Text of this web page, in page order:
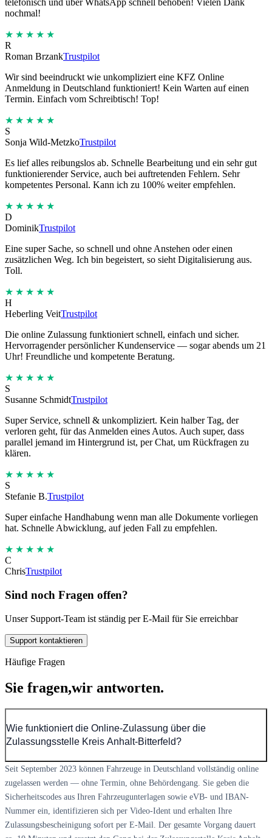
telefonisch und über WhatsApp schnell behoben! Vielen Dank
nochmal!
★★★★★
R
Roman BrzankTrustpilot
Wir sind beeindruckt wie unkompliziert eine KFZ Online
Anmeldung in Deutschland funktioniert! Kein Warten auf einen
Termin. Einfach vom Schreibtisch! Top!
★★★★★
S
Sonja Wild-MetzkoTrustpilot
Es lief alles reibungslos ab. Schnelle Bearbeitung und ein sehr gut
funktionierender Service, auch bei auftretenden Fehlern. Sehr
kompetentes Personal. Kann ich zu 100% weiter empfehlen.
★★★★★
D
DominikTrustpilot
Eine super Sache, so schnell und ohne Anstehen oder einen
zusätzlichen Weg. Ich bin begeistert, so sieht Digitalisierung aus.
Toll.
★★★★★
H
Heberling VeitTrustpilot
Die online Zulassung funktioniert schnell, einfach und sicher.
Hervorragender persönlicher Kundenservice — sogar abends um 21
Uhr! Freundliche und kompetente Beratung.
★★★★★
S
Susanne SchmidtTrustpilot
Super Service, schnell & unkompliziert. Kein halber Tag, der
verloren geht, für das Anmelden eines Autos. Auch super, dass
parallel jemand im Hintergrund ist, per Chat, um Rückfragen zu
klären.
★★★★★
S
Stefanie B.Trustpilot
Super einfache Handhabung wenn man alle Dokumente vorliegen
hat. Schnelle Abwicklung, auf jeden Fall zu empfehlen.
★★★★★
C
ChrisTrustpilot
Sind noch Fragen offen?
Unser Support-Team ist ständig per E-Mail für Sie erreichbar
Support kontaktieren
Häufige Fragen
Sie fragen,wir antworten.
Wie funktioniert die Online-Zulassung über die
Zulassungsstelle Kreis Anhalt-Bitterfeld?
Seit September 2023 können Fahrzeuge in Deutschland vollständig online
zugelassen werden — ohne Termin, ohne Behördengang. Sie geben die
Sicherheitscodes aus Ihren Fahrzeugunterlagen sowie eVB- und IBAN-
Nummer ein, identifizieren sich per Video-Ident und erhalten Ihre
Zulassungsbescheinigung sofort per E-Mail. Der gesamte Vorgang dauert